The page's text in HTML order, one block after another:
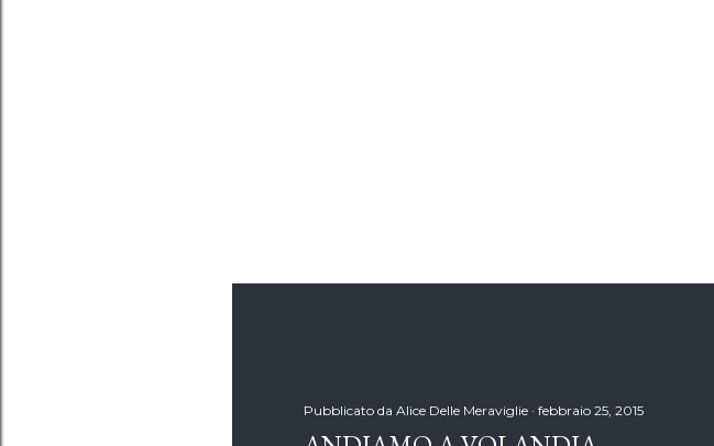
Pubblicato da Alice Delle Meraviglie febbraio 25, 2015